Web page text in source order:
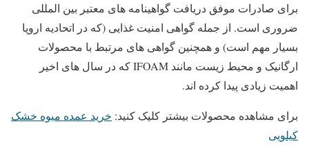
برای صادرات موفق دریافت گواهینامه ‌های معتبر بین ‌المللی
ضروری است. از جمله گواهی امنیت غذایی (که در اتحادیه اروپا
بسیار مهم است) و همچنین گواهی ‌های مرتبط با محصولات
ارگانیک و محیط زیست مانند IFOAM که در سال ‌های اخیر
اهمیت زیادی پیدا کرده ‌اند.
برای مشاهده محصولات بیشتر کلیک کنید: خرید عمده میوه خشک
کیلویی